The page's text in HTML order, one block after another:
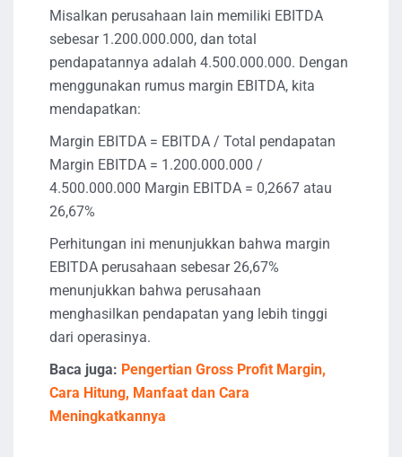
Misalkan perusahaan lain memiliki EBITDA
sebesar 1.200.000.000, dan total
pendapatannya adalah 4.500.000.000. Dengan
menggunakan rumus margin EBITDA, kita
mendapatkan:
Margin EBITDA = EBITDA / Total pendapatan
Margin EBITDA = 1.200.000.000 /
4.500.000.000 Margin EBITDA = 0,2667 atau
26,67%
Perhitungan ini menunjukkan bahwa margin
EBITDA perusahaan sebesar 26,67%
menunjukkan bahwa perusahaan
menghasilkan pendapatan yang lebih tinggi
dari operasinya.
Baca juga: Pengertian Gross Profit Margin,
Cara Hitung, Manfaat dan Cara
Meningkatkannya